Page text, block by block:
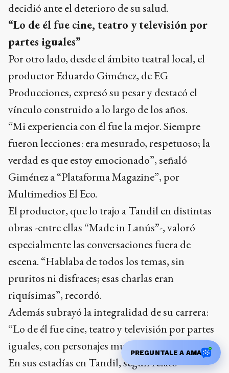
decidió ante el deterioro de su salud.
“Lo de él fue cine, teatro y televisión por
partes iguales”
Por otro lado, desde el ámbito teatral local, el
productor Eduardo Giménez, de EG
Producciones, expresó su pesar y destacó el
vínculo construido a lo largo de los años.
“Mi experiencia con él fue la mejor. Siempre
fueron lecciones: era mesurado, respetuoso; la
verdad es que estoy emocionado”, señaló
Giménez a “Plataforma Magazine”, por
Multimedios El Eco.
El productor, que lo trajo a Tandil en distintas
obras -entre ellas “Made in Lanús”-, valoró
especialmente las conversaciones fuera de
escena. “Hablaba de todos los temas, sin
pruritos ni disfraces; esas charlas eran
riquísimas”, recordó.
Además subrayó la integralidad de su carrera:
“Lo de él fue cine, teatro y televisión por partes
iguales, con personajes muy argentinos”.
En sus estadías en Tandil, según relató
PREGUNTALE A AMA